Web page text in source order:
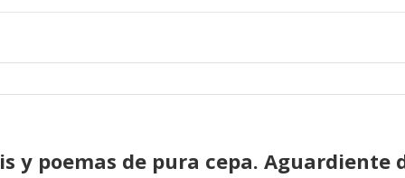
y poemas de pura cepa. Aguardiente